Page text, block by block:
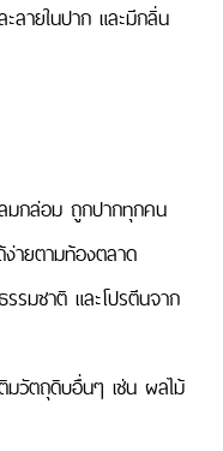
ลายในปาก และมีกลิ่น
มกล่อม ถูกปากทุกคน
ายตามท้องตลาด
รมชาติ และโปรตีนจาก
มวัตถุดิบอื่นๆ เช่น ผลไม้